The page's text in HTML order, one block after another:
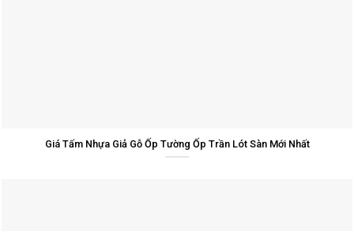
Giá Tấm Nhựa Giả Gỗ Ốp Tường Ốp Trần Lót Sàn Mới Nhất